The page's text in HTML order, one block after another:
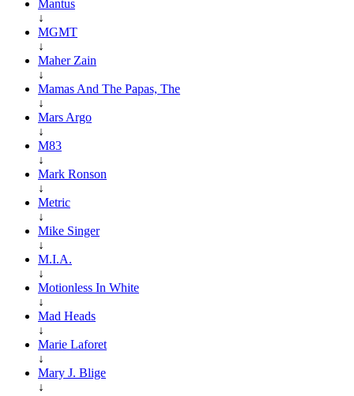
Mantus
↓
MGMT
↓
Maher Zain
↓
Mamas And The Papas, The
↓
Mars Argo
↓
M83
↓
Mark Ronson
↓
Metric
↓
Mike Singer
↓
M.I.A.
↓
Motionless In White
↓
Mad Heads
↓
Marie Laforet
↓
Mary J. Blige
↓